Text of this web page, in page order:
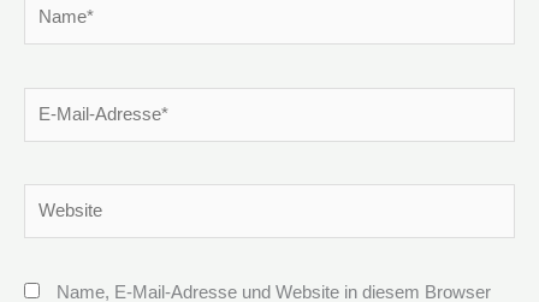
Mail-
Name, E-Mail-Adresse und Website in diesem Browser